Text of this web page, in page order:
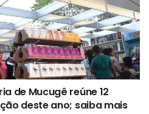
de Mucugê reúne 12
deste ano; saiba mais